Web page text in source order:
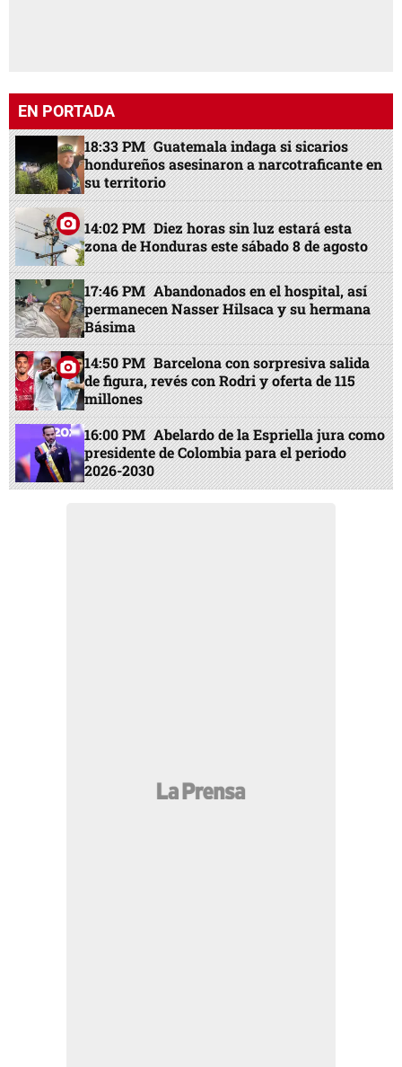
EN PORTADA
18:33 PM Guatemala indaga si sicarios
hondureños asesinaron a narcotraficante en
su territorio
14:02 PM Diez horas sin luz estará esta
zona de Honduras este sábado 8 de agosto
17:46 PM Abandonados en el hospital, así
permanecen Nasser Hilsaca y su hermana
Básima
14:50 PM Barcelona con sorpresiva salida
de figura, revés con Rodri y oferta de 115
millones
16:00 PM Abelardo de la Espriella jura como
presidente de Colombia para el periodo
2026-2030